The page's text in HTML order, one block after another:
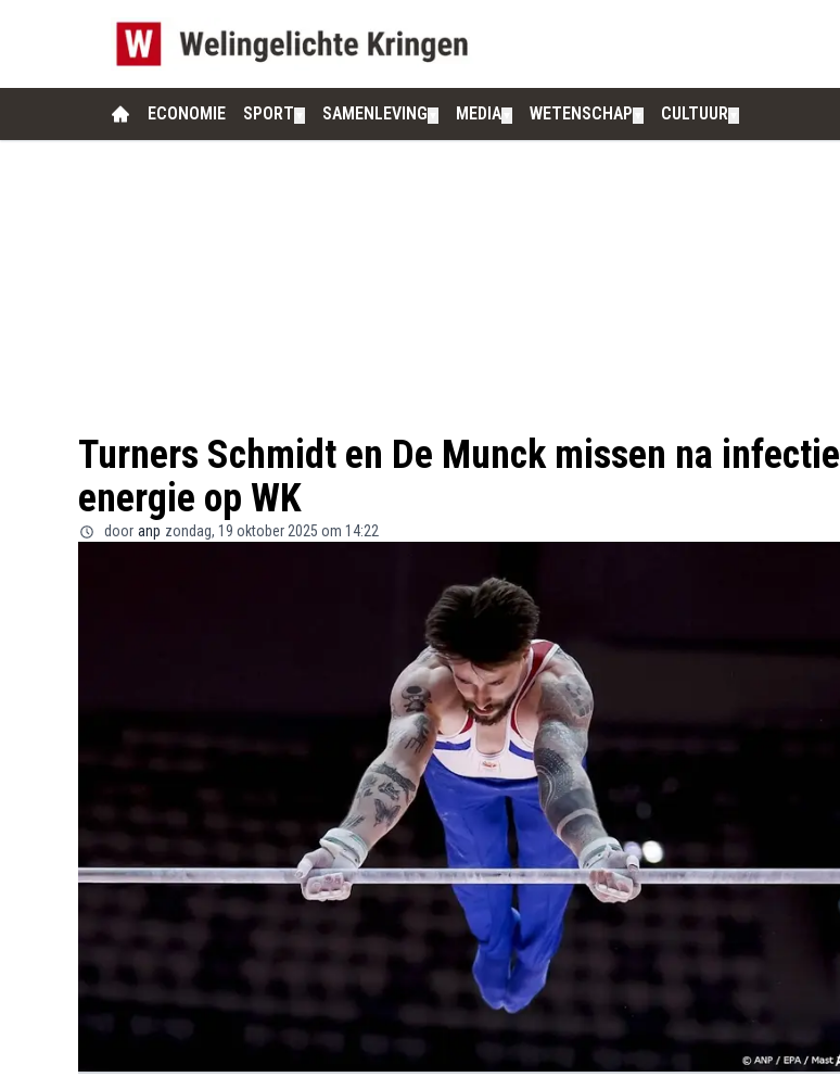
ECONOMIE SPORT SAMENLEVING MEDIA WETENSCHAP CULTUUR
Turners Schmidt en De Munck missen na infectie
energie op WK
door anp zondag, 19 oktober 2025 om 14:22